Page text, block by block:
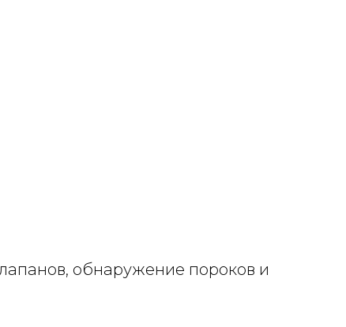
обнаружение пороков и